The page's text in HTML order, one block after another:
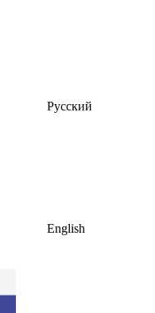
Русский
English